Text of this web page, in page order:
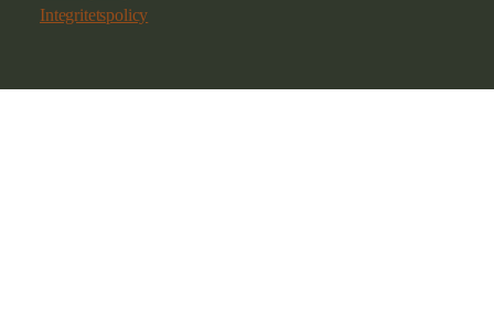
Integritetspolicy